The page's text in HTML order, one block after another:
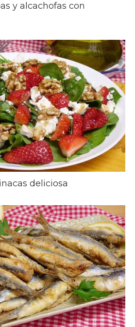
y alcachofas con
deliciosa